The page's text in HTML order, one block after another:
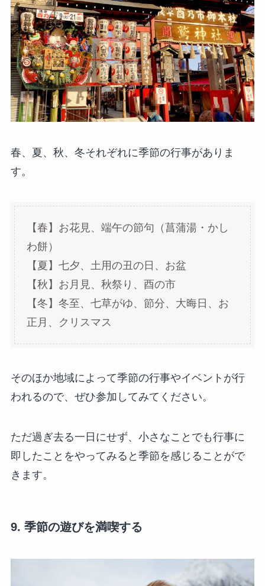
春、夏、秋、冬それぞれに季節の行事がありま
す。
【春】お花見、端午の節句（菖蒲湯・かし
わ餅）
【夏】七夕、土用の丑の日、お盆
【秋】お月見、秋祭り、酉の市
【冬】冬至、七草がゆ、節分、大晦日、お
正月、クリスマス
そのほか地域によって季節の行事やイベントが行
われるので、ぜひ参加してみてください。
ただ過ぎ去る一日にせず、小さなことでも行事に
即したことをやってみると季節を感じることがで
きます。
9. 季節の遊びを満喫する